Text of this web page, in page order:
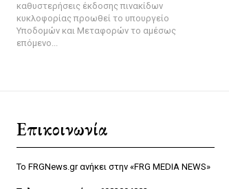
καθυστερήσεις έκδοσης πινακίδων
κυκλοφορίας προωθεί το υπουργείο
Υποδομών και Μεταφορών το αμέσως
επόμενο...
Επικοινωνία
Το FRGNews.gr ανήκει στην «FRG MEDIA NEWS»